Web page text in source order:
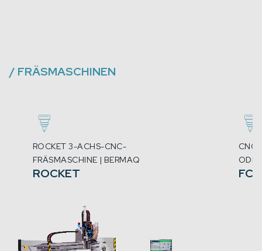
/ FRÄSMASCHINEN
ROCKET 3-ACHS-CNC-
FRÄSMASCHINE | BERMAQ
ROCKET
CNC-